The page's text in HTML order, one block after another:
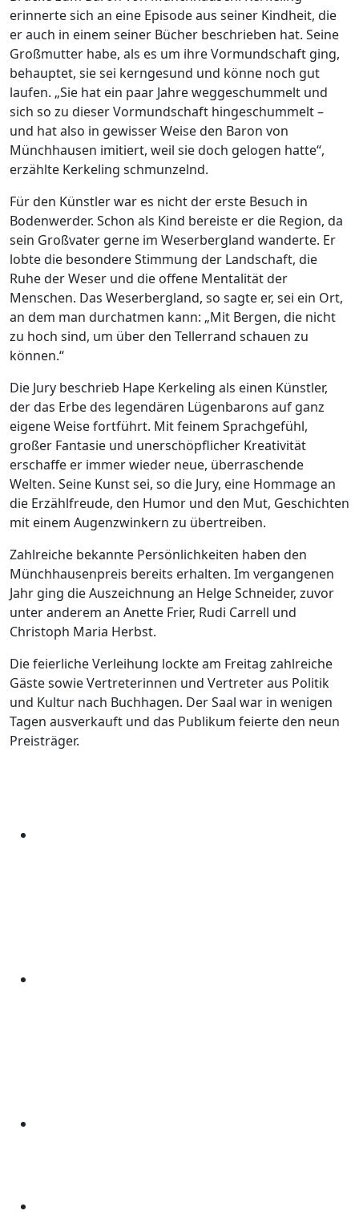
erinnerte sich an eine Episode aus seiner Kindheit, die
er auch in einem seiner Bücher beschrieben hat. Seine
Großmutter habe, als es um ihre Vormundschaft ging,
behauptet, sie sei kerngesund und könne noch gut
laufen. „Sie hat ein paar Jahre weggeschummelt und
sich so zu dieser Vormundschaft hingeschummelt –
und hat also in gewisser Weise den Baron von
Münchhausen imitiert, weil sie doch gelogen hatte“,
erzählte Kerkeling schmunzelnd.
Für den Künstler war es nicht der erste Besuch in
Bodenwerder. Schon als Kind bereiste er die Region, da
sein Großvater gerne im Weserbergland wanderte. Er
lobte die besondere Stimmung der Landschaft, die
Ruhe der Weser und die offene Mentalität der
Menschen. Das Weserbergland, so sagte er, sei ein Ort,
an dem man durchatmen kann: „Mit Bergen, die nicht
zu hoch sind, um über den Tellerrand schauen zu
können.“
Die Jury beschrieb Hape Kerkeling als einen Künstler,
der das Erbe des legendären Lügenbarons auf ganz
eigene Weise fortführt. Mit feinem Sprachgefühl,
großer Fantasie und unerschöpflicher Kreativität
erschaffe er immer wieder neue, überraschende
Welten. Seine Kunst sei, so die Jury, eine Hommage an
die Erzählfreude, den Humor und den Mut, Geschichten
mit einem Augenzwinkern zu übertreiben.
Zahlreiche bekannte Persönlichkeiten haben den
Münchhausenpreis bereits erhalten. Im vergangenen
Jahr ging die Auszeichnung an Helge Schneider, zuvor
unter anderem an Anette Frier, Rudi Carrell und
Christoph Maria Herbst.
Die feierliche Verleihung lockte am Freitag zahlreiche
Gäste sowie Vertreterinnen und Vertreter aus Politik
und Kultur nach Buchhagen. Der Saal war in wenigen
Tagen ausverkauft und das Publikum feierte den neun
Preisträger.